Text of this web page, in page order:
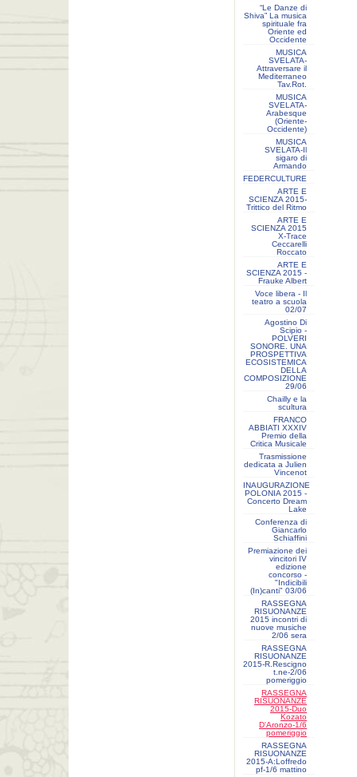
“Le Danze di
Shiva” La musica
spirituale fra
Oriente ed
Occidente
MUSICA
SVELATA-
Attraversare il
Mediterraneo
Tav.Rot.
MUSICA
SVELATA-
Arabesque
(Oriente-
Occidente)
MUSICA
SVELATA-Il
sigaro di
Armando
FEDERCULTURE
ARTE E
SCIENZA 2015-
Trittico del Ritmo
ARTE E
SCIENZA 2015
X-Trace
Ceccarelli
Roccato
ARTE E
SCIENZA 2015 -
Frauke Albert
Voce libera - Il
teatro a scuola
02/07
Agostino Di
Scipio -
POLVERI
SONORE. UNA
PROSPETTIVA
ECOSISTEMICA
DELLA
COMPOSIZIONE
29/06
Chailly e la
scultura
FRANCO
ABBIATI XXXIV
Premio della
Critica Musicale
Trasmissione
dedicata a Julien
Vincenot
INAUGURAZIONE
POLONIA 2015 -
Concerto Dream
Lake
Conferenza di
Giancarlo
Schiaffini
Premiazione dei
vincitori IV
edizione
concorso -
"Indicibili
(In)canti" 03/06
RASSEGNA
RISUONANZE
2015 incontri di
nuove musiche
2/06 sera
RASSEGNA
RISUONANZE
2015-R.Rescigno
t.ne-2/06
pomeriggio
RASSEGNA
RISUONANZE
2015-Duo
Kozato
D'Aronzo-1/6
pomeriggio
RASSEGNA
RISUONANZE
2015-A:Loffredo
pf-1/6 mattino